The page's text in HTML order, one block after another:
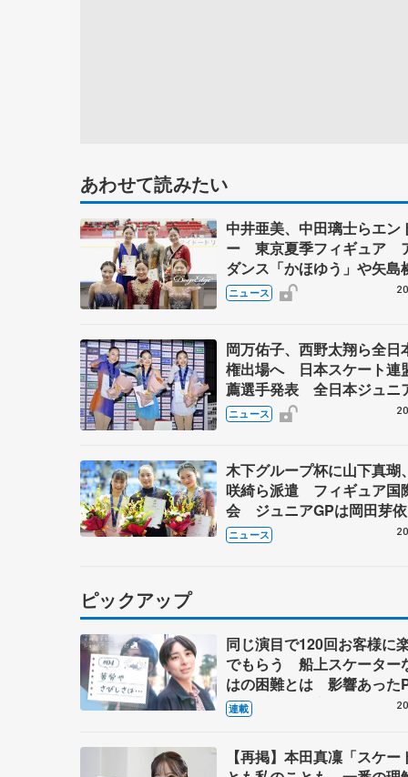
あわせて読みたい
中井亜美、中田璃士らエン
ー 東京夏季フィギュア
ダンス「かほゆう」や矢島
北村凌大組も
ニュース
岡万佑子、西野太翔ら全日
権出場へ 日本スケート連
薦選手発表 全日本ジュニ
権を受け
ニュース
木下グループ杯に山下真瑚
咲綺ら派遣 フィギュア国
会 ジュニアGPは岡田芽
万佑子ら2戦目出場へ
ニュース
ピックアップ
同じ演目で120回お客様に
でもらう 船上スケーター
はの困難とは 影響あった
キャプテン松永さんの存在
連載
【再掲】本田真凜「スケー